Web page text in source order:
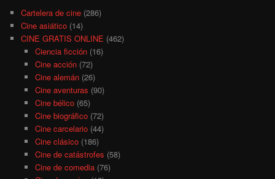
Cartelera de cine (286)
Cine asiático (14)
CINE GRATIS ONLINE (462)
Ciencia ficción(16)
Cine acción(72)
Cine alemán(26)
Cine aventuras (90)
Cine bélico(65)
Cine biográfico(72)
Cine carcelario(44)
Cine clásico(186)
Cine de catástrofes (58)
Cine de comedia(76)